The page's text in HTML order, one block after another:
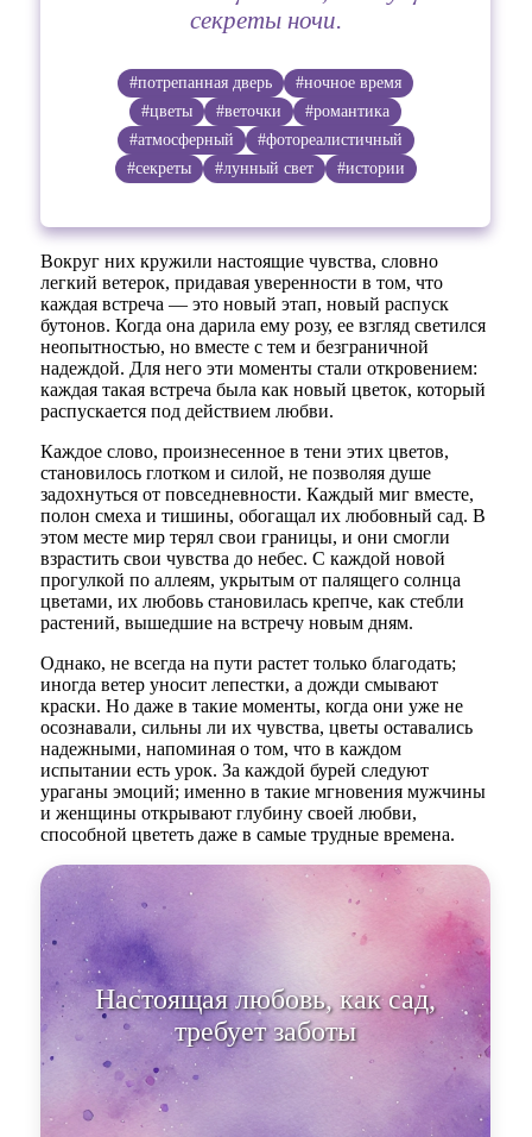
секреты ночи.
#потрепанная дверь
#ночное время
#цветы
#веточки
#романтика
#атмосферный
#фотореалистичный
#секреты
#лунный свет #истории
Вокруг них кружили настоящие чувства, словно
легкий ветерок, придавая уверенности в том, что
каждая встреча — это новый этап, новый распуск
бутонов. Когда она дарила ему розу, ее взгляд светился
неопытностью, но вместе с тем и безграничной
надеждой. Для него эти моменты стали откровением:
каждая такая встреча была как новый цветок, который
распускается под действием любви.
Каждое слово, произнесенное в тени этих цветов,
становилось глотком и силой, не позволяя душе
задохнуться от повседневности. Каждый миг вместе,
полон смеха и тишины, обогащал их любовный сад. В
этом месте мир терял свои границы, и они смогли
взрастить свои чувства до небес. С каждой новой
прогулкой по аллеям, укрытым от палящего солнца
цветами, их любовь становилась крепче, как стебли
растений, вышедшие на встречу новым дням.
Однако, не всегда на пути растет только благодать;
иногда ветер уносит лепестки, а дожди смывают
краски. Но даже в такие моменты, когда они уже не
осознавали, сильны ли их чувства, цветы оставались
надежными, напоминая о том, что в каждом
испытании есть урок. За каждой бурей следуют
ураганы эмоций; именно в такие мгновения мужчины
и женщины открывают глубину своей любви,
способной цвететь даже в самые трудные времена.
Настоящая любовь, как сад,
требует заботы